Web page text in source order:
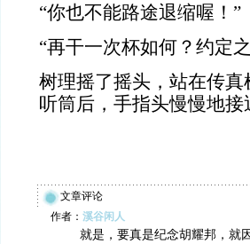
“你也不能路途退缩喔！”
“再干一次杯如何？约定
树理摇了摇头，站在传
听筒后，手指头慢慢地接
文章评论
作者： 溪谷闲人
就是，要真是纪念胡耀邦，就